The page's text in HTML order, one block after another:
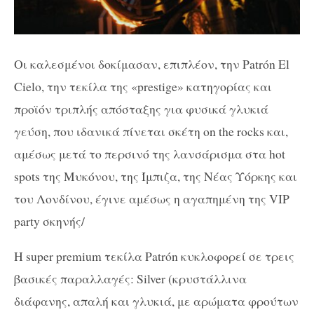
Οι καλεσμένοι δοκίμασαν, επιπλέον, την PatrónEl
Cielo, την τεκίλα της «prestige» κατηγορίας και
προϊόν τριπλής απόσταξης για φυσικά γλυκιά
γεύση, που ιδανικά πίνεται σκέτη οntherocks και,
αμέσως μετά το περσινό της λανσάρισμα σταhot
spots της Μυκόνου, της Ίμπιζα, της Νέας Υόρκης και
του Λονδίνου, έγινε αμέσως η αγαπημένη της VIP
party σκηνής/
H super premium τεκίλα Patrón κυκλοφορεί σε τρεις
βασικές παραλλαγές: Silver (κρυστάλλινα
διάφανης, απαλή και γλυκιά, με αρώματα φρούτων